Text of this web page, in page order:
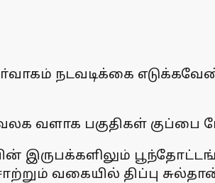
நடவடிக்கை
வளாக பகுதிகள் குப்பை
இருபக்களிலும்
வகையில் திப்பு